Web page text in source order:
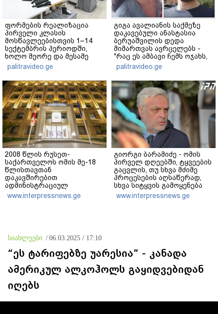
ფორმების რეალიზაცია
პირველი კლასის
მოსწავლეებისთვის 1–14
სექტემბრის პერიოდში,
ხოლო მეორე და მესამე
ეტაპებზე...
palitravideo.ge
გიგა ავალიანის საქმეზე
დაკავებული ანასტასია
ბერუაშვილის დედა
მიმართვას ავრცელებს -
"რაც ეს ამბავი ჩემს ოჯახს,
ჩემს ანასტასიას გადახდა
თავს, მის მერე მე მე არ
ვარ"
palitravideo.ge
2008 წლის რუსეთ-
საქართველოს ომის მე-18
წლისთავთან
დაკავშირებით
ადმინისტრაციულ
შენობებზე სახელმწიფო
დროშები დაეშვა
www.interpressnews.ge
გიორგი ბარამიძე - ომის
პირველ დღეებში, ტყვეების
გაცვლის, თუ სხვა მძიმე
პროცესების აღსაწერად,
სხვა სიტყვის გამოყენება
აჯობებდა - არასდროს
მითქვამს, რომ ჩვენები
www.interpressnews.ge
სიახლეები / 06.03.2025 / 17:10
“ეს ტარიფებზე უარესია” - კანადა
ამერიკულ ალკოჰოლს გაყიდვებიდან
იღებს